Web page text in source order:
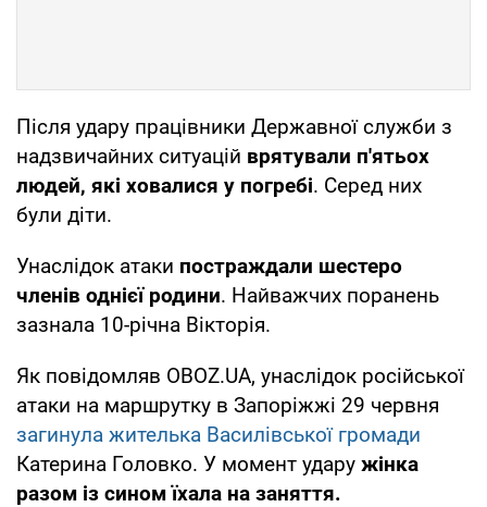
Після удару працівники Державної служби з
надзвичайних ситуацій врятували п'ятьох
людей, які ховалися у погребі. Серед них
були діти.
Унаслідок атаки постраждали шестеро
членів однієї родини. Найважчих поранень
зазнала 10-річна Вікторія.
Як повідомляв OBOZ.UA, унаслідок російської
атаки на маршрутку в Запоріжжі 29 червня
загинула жителька Василівської громади
Катерина Головко. У момент удару жінка
разом із сином їхала на заняття.